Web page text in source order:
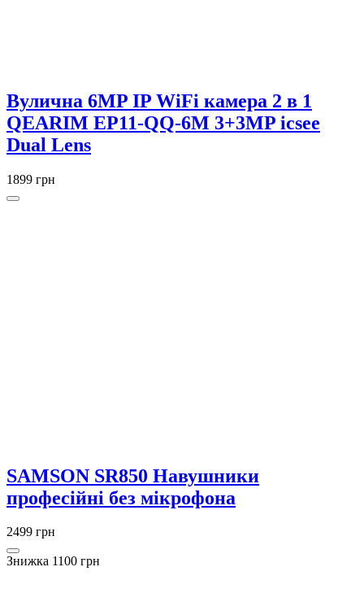
Вулична 6MP IP WiFi камера 2 в 1
QEARIM EP11-QQ-6M 3+3MP icsee
Dual Lens
1899 грн
SAMSON SR850 Навушники
професійні без мікрофона
2499 грн
Знижка 1100 грн